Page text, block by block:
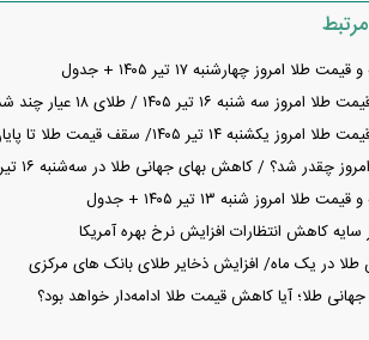
امروز چهارشنبه ۱۷ تیر ۱۴۰۵ + جدول
سه شنبه ۱۶ تیر ۱۴۰۵ / طلای ۱۸ عیار چند شد؟
۱۴ تیر ۱۴۰۵/ سقف قیمت طلا تا پایان سال چه عددی خواهد بود؟
چقدر شد؟ / کاهش بهای جهانی طلا در سه‌شنبه ۱۶ تیر ۱۴۰۵
امروز شنبه ۱۳ تیر ۱۴۰۵ + جدول
کاهش انتظارات افزایش نرخ بهره آمریکا
طلا؛ آیا کاهش قیمت طلا ادامه‌دار خواهد بود؟